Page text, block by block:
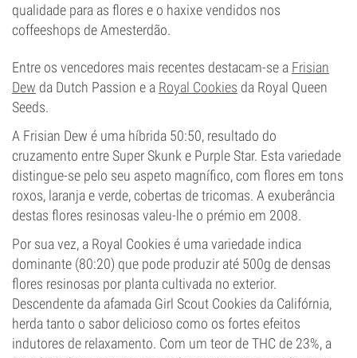
qualidade para as flores e o haxixe vendidos nos
coffeeshops de Amesterdão.
Entre os vencedores mais recentes destacam-se a Frisian
Dew da Dutch Passion e a Royal Cookies da Royal Queen
Seeds.
A Frisian Dew é uma híbrida 50:50, resultado do
cruzamento entre Super Skunk e Purple Star. Esta variedade
distingue-se pelo seu aspeto magnífico, com flores em tons
roxos, laranja e verde, cobertas de tricomas. A exuberância
destas flores resinosas valeu-lhe o prémio em 2008.
Por sua vez, a Royal Cookies é uma variedade indica
dominante (80:20) que pode produzir até 500g de densas
flores resinosas por planta cultivada no exterior.
Descendente da afamada Girl Scout Cookies da Califórnia,
herda tanto o sabor delicioso como os fortes efeitos
indutores de relaxamento. Com um teor de THC de 23%, a